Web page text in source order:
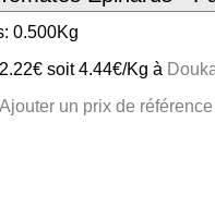
0.500Kg
soit 4.44€/Kg à
Ajouter un prix de référence